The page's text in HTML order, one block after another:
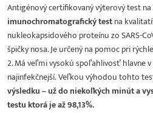
Antigénový certifikovaný výterový test na
imunochromatografický testna
nukleokapsidového proteínu zo SARS-
špičky nosa. Je určený na pomoc pri
2. Má veľmi vysokú spoľahlivosť hlavne
najinfekčnejší. Veľkou výhodou tohto
výsledku – už do niekoľkých minút a
testu ktorá je až 98,13%.